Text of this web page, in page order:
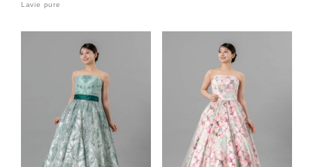
Lavie pure